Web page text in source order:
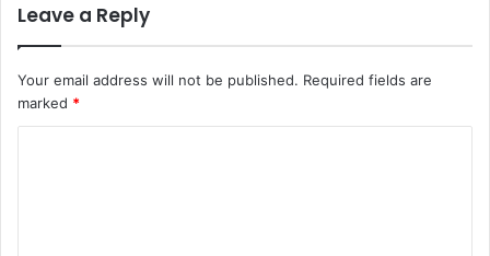
Leave a Reply
Your email address will not be published. Required fields are
marked *